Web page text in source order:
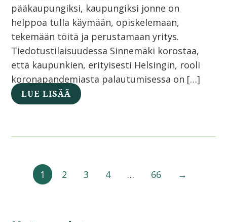
pääkaupungiksi, kaupungiksi jonne on
helppoa tulla käymään, opiskelemaan,
tekemään töitä ja perustamaan yritys.
Tiedotustilaisuudessa Sinnemäki korostaa,
että kaupunkien, erityisesti Helsingin, rooli
koronapandemiasta palautumisessa on […]
LUE LISÄÄ
1 2 3 4 … 66 →